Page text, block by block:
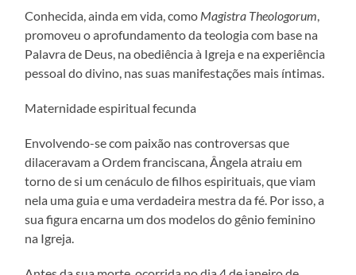
Conhecida, ainda em vida, como Magistra Theologorum,
promoveu o aprofundamento da teologia com base na
Palavra de Deus, na obediência à Igreja e na experiência
pessoal do divino, nas suas manifestações mais íntimas.
Maternidade espiritual fecunda
Envolvendo-se com paixão nas controversas que
dilaceravam a Ordem franciscana, Ângela atraiu em
torno de si um cenáculo de filhos espirituais, que viam
nela uma guia e uma verdadeira mestra da fé. Por isso, a
sua figura encarna um dos modelos do gênio feminino
na Igreja.